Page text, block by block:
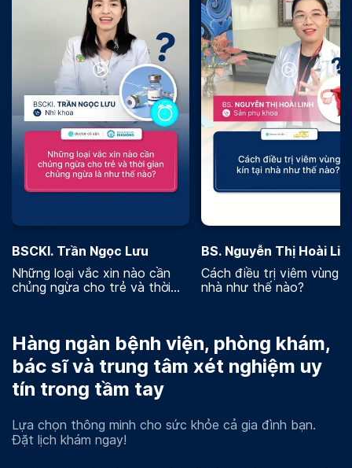
BSCKI. Trần Ngọc Lưu
Những loại vắc xin nào cần
chủng ngừa cho trẻ và thời
BS. Nguyễn Thị Hoài
Cách điều trị viêm vùng
nhà như thế nào?
Hàng ngàn bệnh viện, phòng khám,
bác sĩ và trung tâm xét nghiệm uy
tín trong tầm tay
Lựa chọn thông minh cho sức khỏe cả gia đình bạn.
Đặt lịch khám ngay!